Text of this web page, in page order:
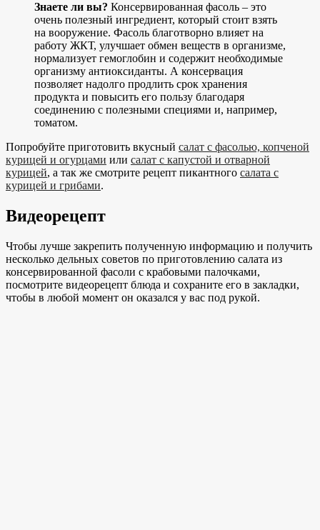
Знаете ли вы? Консервированная фасоль – это
очень полезный ингредиент, который стоит взять
на вооружение. Фасоль благотворно влияет на
работу ЖКТ, улучшает обмен веществ в организме,
нормализует гемоглобин и содержит необходимые
организму антиоксиданты. А консервация
позволяет надолго продлить срок хранения
продукта и повысить его пользу благодаря
соединению с полезными специями и, например,
томатом.
Попробуйте приготовить вкусный салат с фасолью, копченой
курицей и огурцами или салат с капустой и отварной
курицей, а так же смотрите рецепт пикантного салата с
курицей и грибами.
Видеорецепт
Чтобы лучше закрепить полученную информацию и получить
несколько дельных советов по приготовлению салата из
консервированной фасоли с крабовыми палочками,
посмотрите видеорецепт блюда и сохраните его в закладки,
чтобы в любой момент он оказался у вас под рукой.